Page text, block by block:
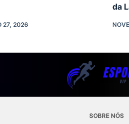
27, 2026
da
SOBRE NÓS